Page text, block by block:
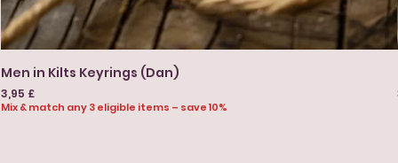
Men in Kilts Keyrings (Dan)
Prezzo
3,95 £
Mix & match any 3 eligible items – save 10%